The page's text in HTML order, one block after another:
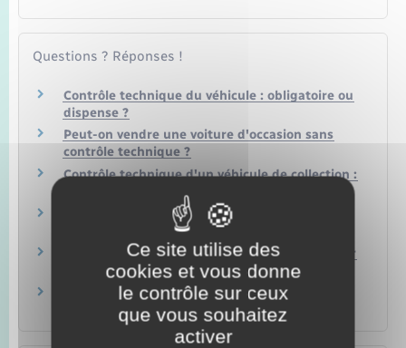
Questions ? Réponses !
Contrôle technique du véhicule : obligatoire ou
dispense ?
Peut-on vendre une voiture d'occasion sans
contrôle technique ?
Contrôle technique d'un véhicule de collection :
quelles sont les règles ?
Comment faire le contrôle technique sans la
carte grise du véhicule ?
Peut-on faire le contrôle technique à l'étranger
Que faire en cas de perte du procès-verbal de
contrôle technique ?
Ce site utilise des
cookies et vous donne
le contrôle sur ceux
que vous souhaitez
activer